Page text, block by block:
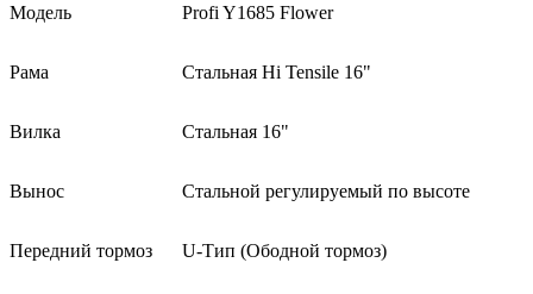
Модель Profi Y1685 Flower
Рама Стальная Hi Tensile 16"
Вилка Стальная 16"
Вынос Стальной регулируемый по высоте
Передний тормоз U-Тип (Ободной тормоз)